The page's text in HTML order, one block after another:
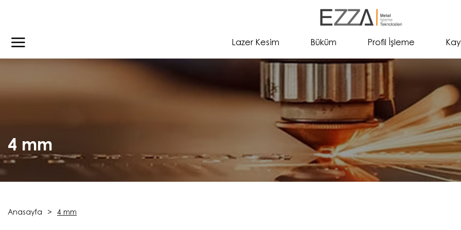
Lazer Kesim Büküm Profil İşleme
4 mm
Anasayfa 4 mm